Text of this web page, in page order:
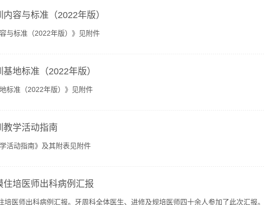
容与标准（2022年版）
与标准（2022年版）》见附件
地标准（2022年版）
标准（2022年版）》见附件
教学活动指南
活动指南》及其附表见附件
住培医师出科病例汇报
培医师出科病例汇报。牙周科全体医生、进修及规培医师四十余人参加了此次汇报